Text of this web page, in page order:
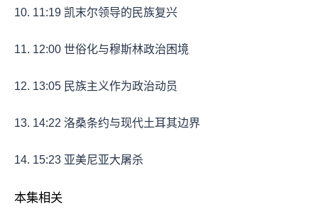
10. 11:19 凯末尔领导的民族复兴
11. 12:00 世俗化与穆斯林政治困境
12. 13:05 民族主义作为政治动员
13. 14:22 洛桑条约与现代土耳其边界
14. 15:23 亚美尼亚大屠杀
本集相关